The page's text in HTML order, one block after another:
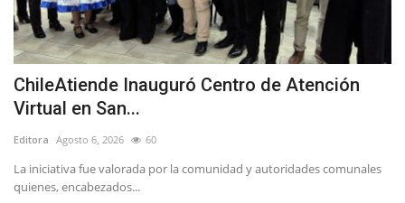
ChileAtiende Inauguró Centro de Atención
Virtual en San...
Editora Agosto 6, 2026 60
La iniciativa fue valorada por la comunidad y autoridades comunales
quienes, encabezados...